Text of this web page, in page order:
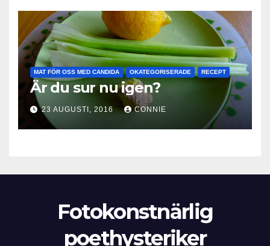
MAT FÖR OSS MED CANDIDA OKATEGORISERADE RECEPT
Är du sur nu igen?
23 AUGUSTI, 2016 CONNIE
Fotokonstnärlig
poethysteriker